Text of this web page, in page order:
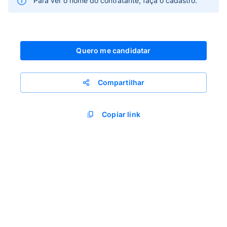
Quero me candidatar
Compartilhar
Copiar link